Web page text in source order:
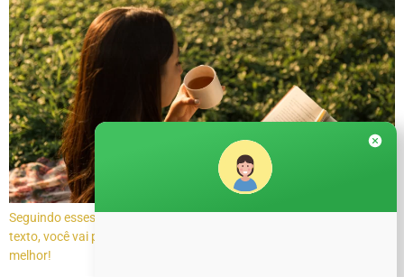
Seguindo esses três passos, antes mesmo de começar a ler esse
texto, você vai perceber que a sua leitura irá fluir de uma forma muito
melhor!